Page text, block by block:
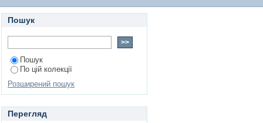
Пошук
Пошук
По цій колекції
Розширений пошук
Перегляд